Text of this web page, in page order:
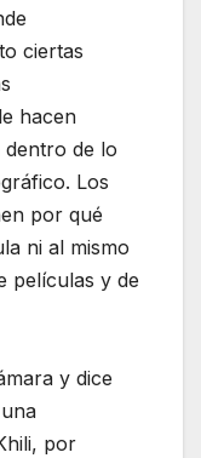
ciertas
hacen
dentro de lo
Los
por qué
ni al mismo
películas y de
y dice
por